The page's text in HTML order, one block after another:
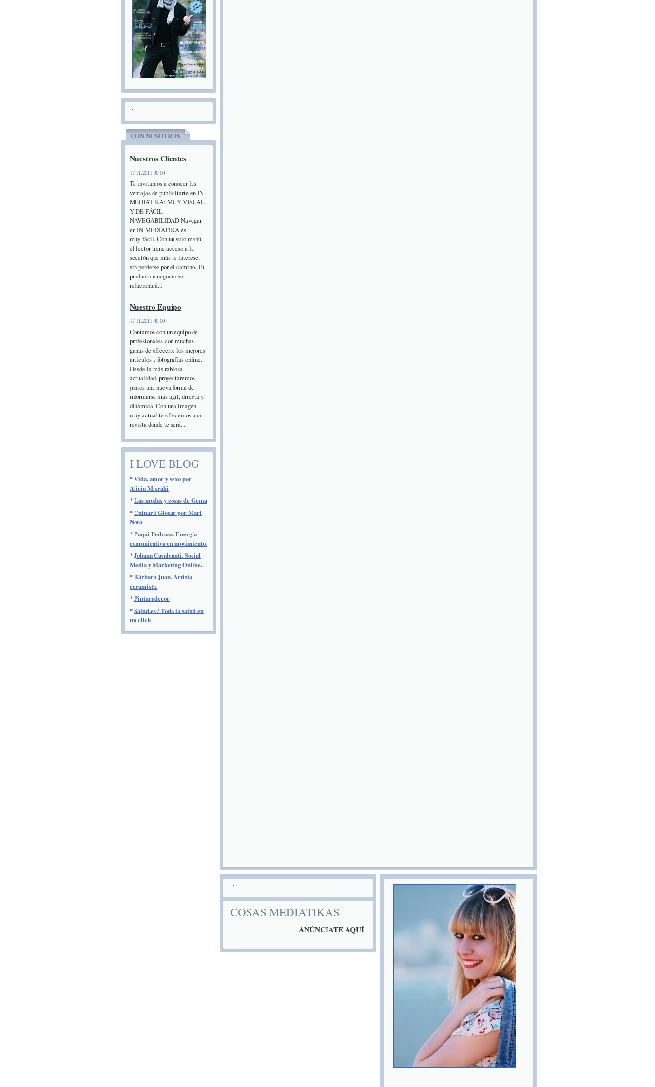
COSAS MEDIATIKAS
ANÚNCIATE AQUÍ
CON NOSOTROS
Nuestros Clientes
17.11.2011 00:00
Te invitamos a conocer las
ventajas de publicitarte en IN-
MEDIATIKA: MUY VISUAL
Y DE FÁCIL
NAVEGABILIDAD Navegar
en IN-MEDIATIKA és
muy fácil. Con un solo menú,
el lector tiene acceso a la
sección que más le interese,
sin perderse por el camino. Tu
producto o negocio se
relacionará...
Nuestro Equipo
17.11.2011 00:00
Contamos con un equipo de
profesionales con muchas
ganas de ofrecerte los mejores
artículos y fotografías online.
Desde la más rabiosa
actualidad, proyectaremos
juntos una nueva forma de
informarse más ágil, directa y
dinámica. Con una imagen
muy actual te ofrecemos una
revista donde te será...
I LOVE BLOG
*Vida, amor y sexo por
Alicia Misrahi
*Las modas y cosas de Gema
*Cuinar i Glosar por Mari
Nova
*Paqui Pedrosa. Energía
comunicativa en movimiento.
*Johana Cavalcanti. Social
Media y Marketing Online.
*Bárbara Juan. Artista
ceramista.
*Pinturadecor
*Salud.es / Toda la salud en
un click